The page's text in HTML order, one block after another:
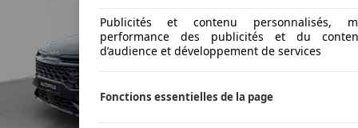
Publicités et contenu personnalisés,
performance des publicités et du
d’audience et développement de services
Fonctions essentielles de la page